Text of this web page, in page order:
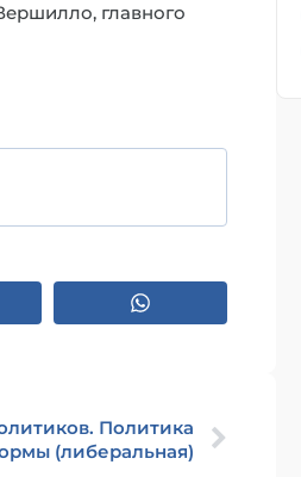
главного
Политика
(либеральная)